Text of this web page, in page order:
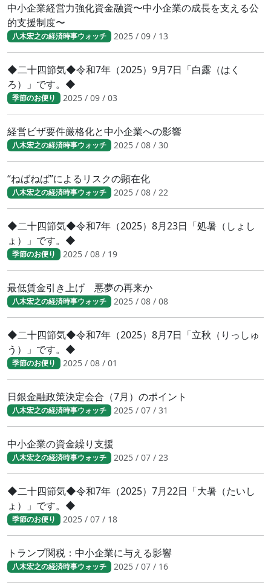
中小企業経営力強化資金融資〜中小企業の成長を支える公
的支援制度〜
八木宏之の経済時事ウォッチ 2025 / 09 / 13
◆二十四節気◆令和7年（2025）9月7日「白露（はく
ろ）」です。◆
季節のお便り 2025 / 09 / 03
経営ビザ要件厳格化と中小企業への影響
八木宏之の経済時事ウォッチ 2025 / 08 / 30
“ねばねば”によるリスクの顕在化
八木宏之の経済時事ウォッチ 2025 / 08 / 22
◆二十四節気◆令和7年（2025）8月23日「処暑（しょし
ょ）」です。◆
季節のお便り 2025 / 08 / 19
最低賃金引き上げ 悪夢の再来か
八木宏之の経済時事ウォッチ 2025 / 08 / 08
◆二十四節気◆令和7年（2025）8月7日「立秋（りっしゅ
う）」です。◆
季節のお便り 2025 / 08 / 01
日銀金融政策決定会合（7月）のポイント
八木宏之の経済時事ウォッチ 2025 / 07 / 31
中小企業の資金繰り支援
八木宏之の経済時事ウォッチ 2025 / 07 / 23
◆二十四節気◆令和7年（2025）7月22日「大暑（たいし
ょ）」です。◆
季節のお便り 2025 / 07 / 18
トランプ関税：中小企業に与える影響
八木宏之の経済時事ウォッチ 2025 / 07 / 16